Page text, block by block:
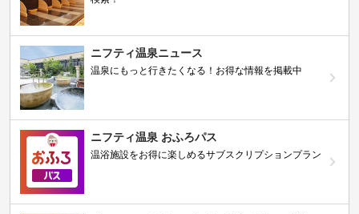
ニフティ温泉ニュース
温泉にもっと行きたくなる！お得な情報を掲載中
ニフティ温泉 おふろパス
温浴施設をお得に楽しめるサブスクリプションプラン